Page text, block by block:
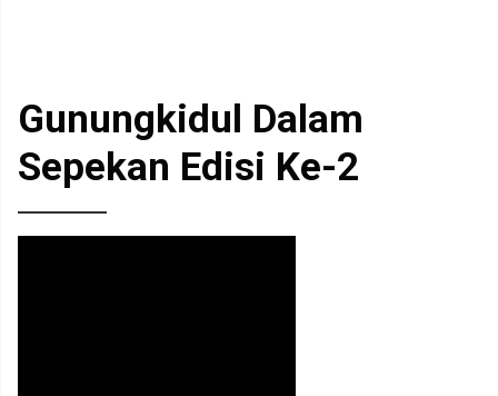
Gunungkidul Dalam
Sepekan Edisi Ke-2